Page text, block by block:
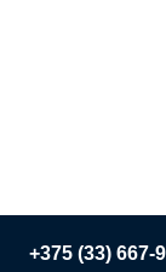
+375 (33) 667-